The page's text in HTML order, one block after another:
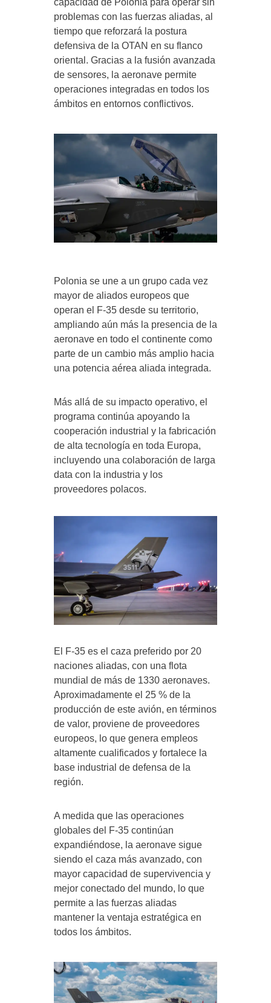
capacidad de Polonia para operar sin
problemas con las fuerzas aliadas, al
tiempo que reforzará la postura
defensiva de la OTAN en su flanco
oriental. Gracias a la fusión avanzada
de sensores, la aeronave permite
operaciones integradas en todos los
ámbitos en entornos conflictivos.
Polonia se une a un grupo cada vez
mayor de aliados europeos que
operan el F-35 desde su territorio,
ampliando aún más la presencia de la
aeronave en todo el continente como
parte de un cambio más amplio hacia
una potencia aérea aliada integrada.
Más allá de su impacto operativo, el
programa continúa apoyando la
cooperación industrial y la fabricación
de alta tecnología en toda Europa,
incluyendo una colaboración de larga
data con la industria y los
proveedores polacos.
El F-35 es el caza preferido por 20
naciones aliadas, con una flota
mundial de más de 1330 aeronaves.
Aproximadamente el 25 % de la
producción de este avión, en términos
de valor, proviene de proveedores
europeos, lo que genera empleos
altamente cualificados y fortalece la
base industrial de defensa de la
región.
A medida que las operaciones
globales del F-35 continúan
expandiéndose, la aeronave sigue
siendo el caza más avanzado, con
mayor capacidad de supervivencia y
mejor conectado del mundo, lo que
permite a las fuerzas aliadas
mantener la ventaja estratégica en
todos los ámbitos.